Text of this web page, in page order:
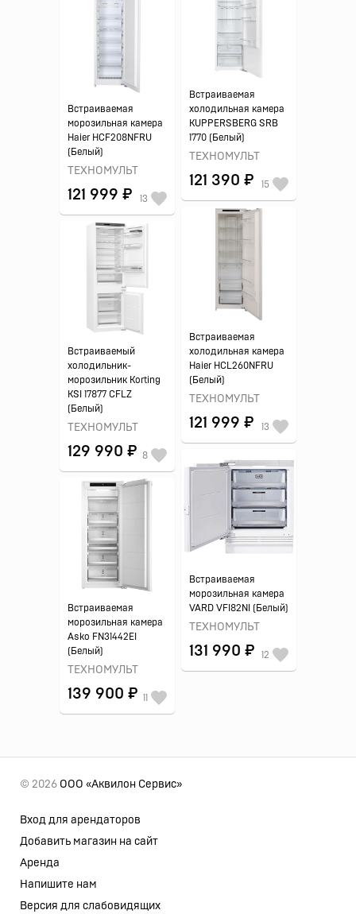
Встраиваемая
холодильная камера
KUPPERSBERG SRB
1770 (Белый)
ТЕХНОМУЛЬТ
121 390 ₽ 15
Встраиваемая
морозильная камера
Haier HCF208NFRU
(Белый)
ТЕХНОМУЛЬТ
121 999 ₽ 13
Встраиваемая
холодильная камера
Haier HCL260NFRU
(Белый)
ТЕХНОМУЛЬТ
121 999 ₽ 13
Встраиваемый
холодильник-
морозильник Korting
KSI 17877 CFLZ
(Белый)
ТЕХНОМУЛЬТ
129 990 ₽ 8
Встраиваемая
морозильная камера
VARD VFI82NI (Белый)
ТЕХНОМУЛЬТ
131 990 ₽ 12
Встраиваемая
морозильная камера
Asko FN31442EI
(Белый)
ТЕХНОМУЛЬТ
139 900 ₽ 11
© 2026 ООО «Аквилон Сервис»
Вход для арендаторов
Добавить магазин на сайт
Аренда
Напишите нам
Версия для слабовидящих